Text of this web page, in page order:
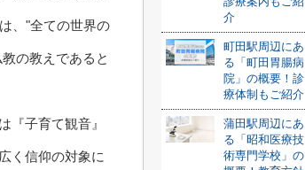
、"全ての世界の
の教えであると
『子育て観音』
く信仰の対象に
介
町田駅周辺にあ
る「町田胃腸病
院」の概要！診
療体制もご紹介
蒲田駅周辺にあ
る「昭和医療技
術専門学校」の